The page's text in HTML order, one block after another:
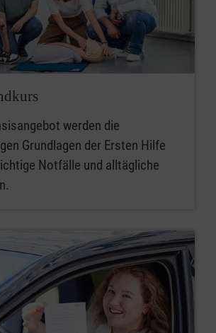
werden die
Grundlagen der Ersten Hilfe
Notfälle und alltägliche